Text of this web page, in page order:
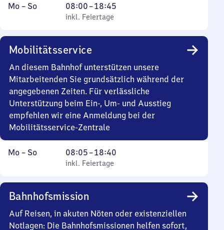
Montag
Mo – So,
inkl. Feiertage
08:00–18:45
Von
8
18
Uhr
45
inkl. Feiertage
Mobilitätsservice
An diesem Bahnhof unterstützen unsere
Mitarbeitenden Sie grundsätzlich während der
angegebenen Zeiten. Für verlässliche
Unterstützung beim Ein-, Um- und Ausstieg
empfehlen wir eine Anmeldung bei der
Mobilitätsservice-Zentrale
Montag
Mo – So,
inkl. Feiertage
08:05–18:40
Von
8
bis
18
Uhr
inkl. Feiertage
Bahnhofsmission
Auf Reisen, in akuten Nöten oder existenziellen
Notlagen: Die Bahnhofsmissionen helfen sofort,